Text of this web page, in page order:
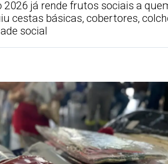
2026 já rende frutos sociais a
cestas básicas, cobertores,
social